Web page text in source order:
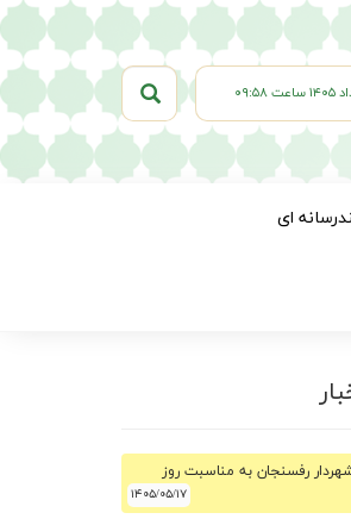
ای
رفسنجان به مناسبت روز
۱۴۰۵/۰۵/۱۷